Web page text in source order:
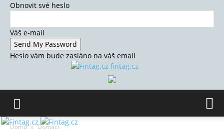
Obnovit své heslo
Váš e-mail
Heslo vám bude zasláno na váš email
fintag.cz
Domů Domácí